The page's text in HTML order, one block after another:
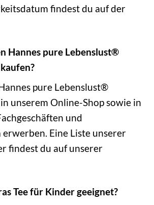
findest du auf der
Hannes pure Lebenslust®
pure Lebenslust®
unserem Online-Shop sowie in
und
Eine Liste unserer
findest du auf unserer
Tee für Kinder geeignet?